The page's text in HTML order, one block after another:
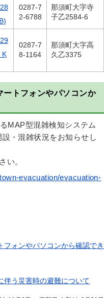
0287-7
2-6788
那須町大字寺
子乙2584-6
K
0287-7
8-1164
那須町大字高
久乙3375
ートフォンやパソコンか
MAP型混雑検知システム
設・混雑状況をお知らせし
い。
evacuation/evacuation-
ォンやパソコンから確認でき
伴う災害時の避難について